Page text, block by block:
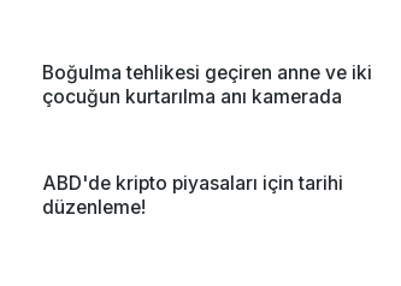
Boğulma tehlikesi geçiren anne ve iki
çocuğun kurtarılma anı kamerada
ABD'de kripto piyasaları için tarihi
düzenleme!